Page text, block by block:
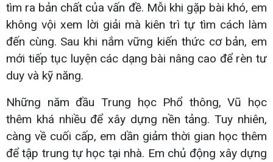
tìm ra bản chất của vấn đề. Mỗi khi gặp bài khó, em
không vội xem lời giải mà kiên trì tự tìm cách làm
đến cùng. Sau khi nắm vững kiến thức cơ bản, em
mới tiếp tục luyện các dạng bài nâng cao để rèn tư
duy và kỹ năng.
Những năm đầu Trung học Phổ thông, Vũ học
thêm khá nhiều để xây dựng nền tảng. Tuy nhiên,
càng về cuối cấp, em dần giảm thời gian học thêm
để tập trung tự học tại nhà. Em chủ động xây dựng